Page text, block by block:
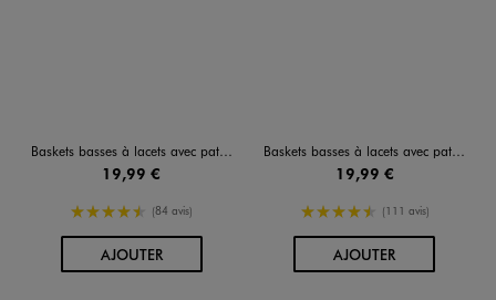
Baskets basses à lacets avec patch au talon femme - Follow Me
19,99 €
4.5/5 de moyenne
(84 avis)
AJOUTERAU PANIER
Baskets basses à lacets avec patch au talon femme - Follow Me
19,99 €
4.5/5 de moyenne
(111 avis)
AJOUTERAU PANIER